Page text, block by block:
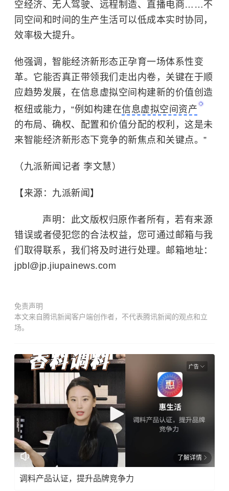
空经济、无人驾驶、远程制造、直播电商……不
同空间和时间的生产生活可以低成本实时协同，
效率极大提升。
他强调，智能经济新形态正孕育一场体系性变
革。它能否真正带领我们走出内卷，关键在于顺
应趋势发展，在信息虚拟空间构建新的价值创造
枢纽或能力，“例如构建在信息虚拟空间资产
的布局、确权、配置和价值分配的权利，这是未
来智能经济新形态下竞争的新焦点和关键点。”
（九派新闻记者 李文慧）
【来源：九派新闻】
声明：此文版权归原作者所有，若有来源
错误或者侵犯您的合法权益，您可通过邮箱与我
们取得联系，我们将及时进行处理。邮箱地址：
jpbl@jp.jiupainews.com
免责声明
本文来自腾讯新闻客户端创作者，不代表腾讯新闻的观点和立
场。
广告
了解详情
调料产品认证，提升品牌竞争力